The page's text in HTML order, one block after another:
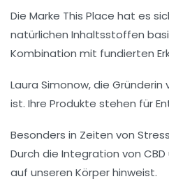
Die Marke This Place hat es
natürlichen Inhaltsstoffen
Kombination mit fundierten
Laura Simonow, die
ist. Ihre Produkte stehen für
Besonders in Zeiten von
Durch die Integration von CBD
auf unseren Körper hinweist.